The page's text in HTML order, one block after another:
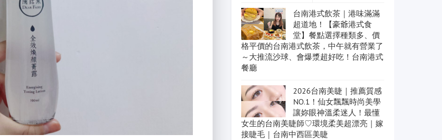
台南港式飲茶｜港味滿滿
超道地！【豪爺港式食
堂】餐點選擇種類多、價
格平價的台南港式飲茶，中午就有營業了
～大推流沙球、會爆漿超好吃！台南港式
餐廳
2026台南美睫｜推薦質感
NO.1！仙女飄飄時尚美學
讓妳眼神溫柔迷人！最懂
女生的台南美睫師♡環境柔美超漂亮｜嫁
接睫毛｜台南中西區美睫